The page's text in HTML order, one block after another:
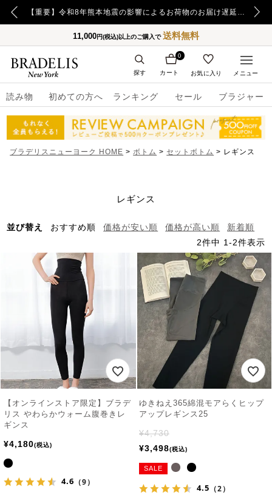
【重要】日本郵便の障害による配送への影響についてのお詫び 【重要】令和8年熊本地震の影響によるお荷物のお届け遅延について
11,000円(税込)以上のご購入で送料無料
読み物 初めての方へ ランキング セール ブラジャー
カート
0
お気に入り
探す メニュー
ブラデリスニューヨーク HOME ボトム セットボトム レギンス
レギンス
並び替え おすすめ順 価格が安い順 価格が高い順
新着順
2件中 1 -2件表示
【オンラインストア限定】ブラデ
リス やわらかウォーム腹巻きレ
ギンス
¥4,180 税込
4.6 （9）
ゆきねえ365綿混モアらくヒップ
アップレギンス25
¥4,730
¥3,498 税込
SALE
4.5 （2）